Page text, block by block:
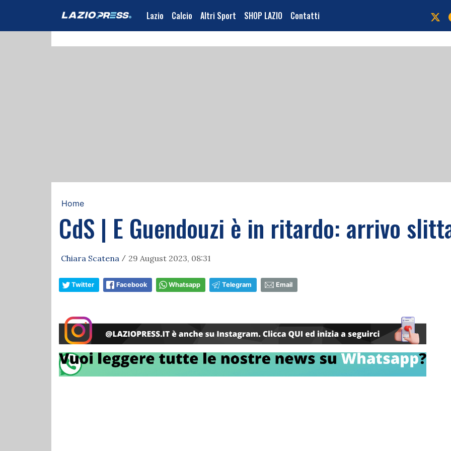
Lazio Calcio Altri Sport SHOP LAZIO Contatti
Home
CdS | E Guendouzi è in ritardo: arrivo
Chiara Scatena / 29 August 2023, 08:31
Twitter Facebook Whatsapp Telegram Email